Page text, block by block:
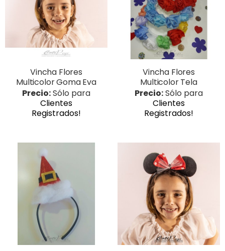
Vincha Flores
Multicolor Goma Eva
Precio:Sólo para
Clientes
Registrados!
Vincha Flores
Multicolor Tela
Precio:Sólo para
Clientes
Registrados!